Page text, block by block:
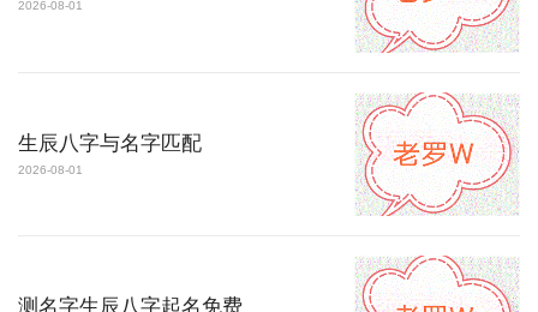
2026-08-01
生辰八字与名字匹配
2026-08-01
测名字生辰八字起名免费